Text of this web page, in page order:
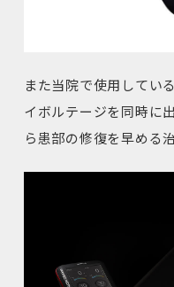
また当院で使用してい
イボルテージを同時に
ら患部の修復を早める